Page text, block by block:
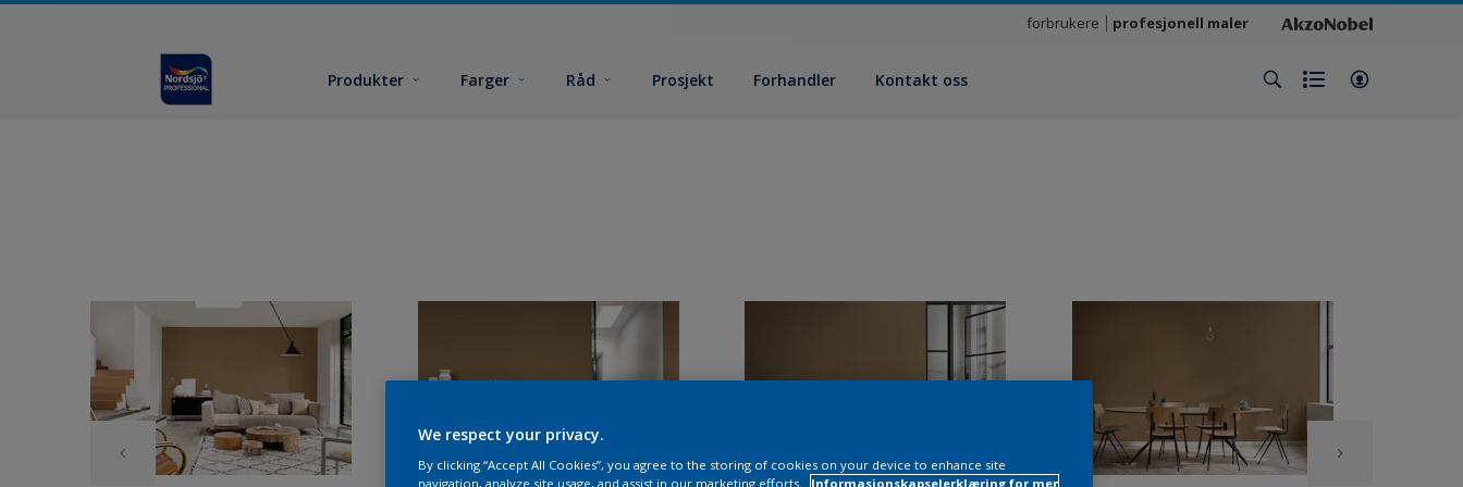
forbrukere profesjonell maler
Produkter Farger Råd Prosjekt Forhandler Kontakt oss
We respect your privacy.
By clicking “Accept All Cookies”, you agree to the storing of cookies on your device to enhance site
navigation, analyze site usage, and assist in our marketing efforts.
Informasjonskapselerklæring for mer